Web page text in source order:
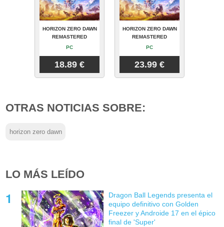
HORIZON ZERO DAWN
REMASTERED
PC
18.89 €
HORIZON ZERO DAWN
REMASTERED
PC
23.99 €
OTRAS NOTICIAS SOBRE:
horizon zero dawn
LO MÁS LEÍDO
Dragon Ball Legends presenta el
equipo definitivo con Golden
Freezer y Androide 17 en el épico
final de 'Super'